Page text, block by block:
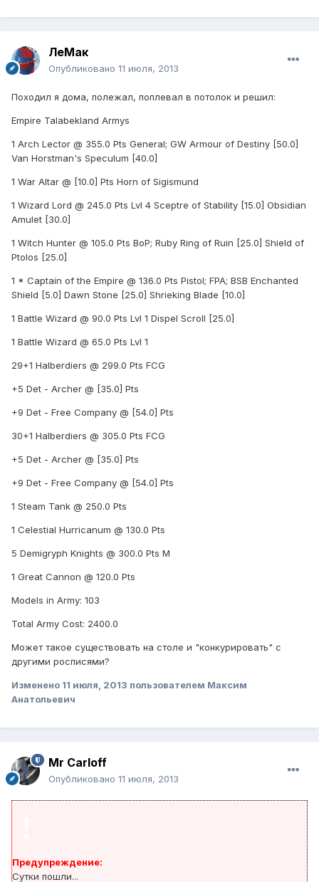
ЛеМак
Опубликовано 11 июля, 2013
Походил я дома, полежал, поплевал в потолок и решил:
Empire Talabekland Armys
1 Arch Lector @ 355.0 Pts General; GW Armour of Destiny [50.0]
Van Horstman's Speculum [40.0]
1 War Altar @ [10.0] Pts Horn of Sigismund
1 Wizard Lord @ 245.0 Pts Lvl 4 Sceptre of Stability [15.0] Obsidian
Amulet [30.0]
1 Witch Hunter @ 105.0 Pts BoP; Ruby Ring of Ruin [25.0] Shield of
Ptolos [25.0]
1 * Captain of the Empire @ 136.0 Pts Pistol; FPA; BSB Enchanted
Shield [5.0] Dawn Stone [25.0] Shrieking Blade [10.0]
1 Battle Wizard @ 90.0 Pts Lvl 1 Dispel Scroll [25.0]
1 Battle Wizard @ 65.0 Pts Lvl 1
29+1 Halberdiers @ 299.0 Pts FCG
+5 Det - Archer @ [35.0] Pts
+9 Det - Free Company @ [54.0] Pts
30+1 Halberdiers @ 305.0 Pts FCG
+5 Det - Archer @ [35.0] Pts
+9 Det - Free Company @ [54.0] Pts
1 Steam Tank @ 250.0 Pts
1 Celestial Hurricanum @ 130.0 Pts
5 Demigryph Knights @ 300.0 Pts M
1 Great Cannon @ 120.0 Pts
Models in Army: 103
Total Army Cost: 2400.0
Может такое существовать на столе и "конкурировать" с
другими росписями?
Изменено 11 июля, 2013 пользователем Максим
Анатольевич
Mr Carloff
Опубликовано 11 июля, 2013
Предупреждение:
Сутки пошли...